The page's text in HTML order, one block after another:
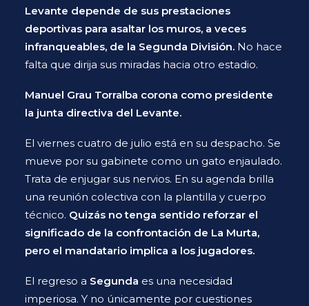
Levante depende de sus prestaciones
deportivas para asaltar los muros, a veces
infranqueables, de la Segunda División. No hace
falta que dirija sus miradas hacia otro estadio.
Manuel Grau Torralba corona como presidente
la junta directiva del Levante.
El viernes cuatro de julio está en su despacho. Se
mueve por su gabinete como un gato enjaulado.
Trata de enjugar sus nervios. En su agenda brilla
una reunión colectiva con la plantilla y cuerpo
técnico. Quizás no tenga sentido reforzar el
significado de la confrontación de La Murta,
pero el mandatario implica a los jugadores.
El regreso a Segunda es una necesidad
imperiosa. Y no únicamente por cuestiones